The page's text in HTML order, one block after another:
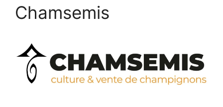
Chamsemis